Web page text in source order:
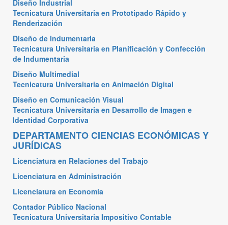
Diseño Industrial
Tecnicatura Universitaria en Prototipado Rápido y
Renderización
Diseño de Indumentaria
Tecnicatura Universitaria en Planificación y Confección
de Indumentaria
Diseño Multimedial
Tecnicatura Universitaria en Animación Digital
Diseño en Comunicación Visual
Tecnicatura Universitaria en Desarrollo de Imagen e
Identidad Corporativa
DEPARTAMENTO CIENCIAS ECONÓMICAS Y
JURÍDICAS
Licenciatura en Relaciones del Trabajo
Licenciatura en Administración
Licenciatura en Economía
Contador Público Nacional
Tecnicatura Universitaria Impositivo Contable